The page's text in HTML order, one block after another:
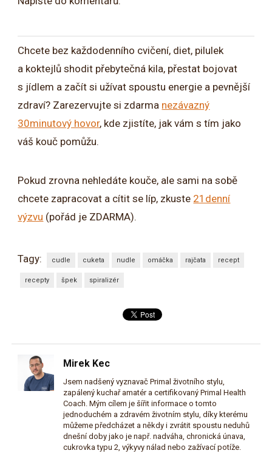
Chcete bez každodenního cvičení, diet, pilulek
a koktejlů shodit přebytečná kila, přestat bojovat
s jídlem a začít si užívat spoustu energie a pevnější
zdraví? Zarezervujte si zdarma nezávazný
30minutový hovor, kde zjistíte, jak vám s tím jako
váš kouč pomůžu.
Pokud zrovna nehledáte kouče, ale sami na sobě
chcete zapracovat a cítit se líp, zkuste 21denní
výzvu (pořád je ZDARMA).
Tagy: cudle cuketa nudle omáčka rajčata recept
recepty špek spiralizér
Mirek Kec
Jsem nadšený vyznavač Primal životního stylu,
zapálený kuchař amatér a certifikovaný Primal Health
Coach. Mým cílem je šířit informace o tomto
jednoduchém a zdravém životním stylu, díky kterému
můžeme předcházet a někdy i zvrátit spoustu neduhů
dnešní doby jako je např. nadváha, chronická únava,
cukrovka typu 2, výkyvy nálad nebo zažívací potíže.